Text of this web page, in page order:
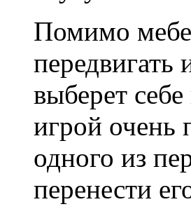
Помимо
выберет
игрой очень
одного из
перенести